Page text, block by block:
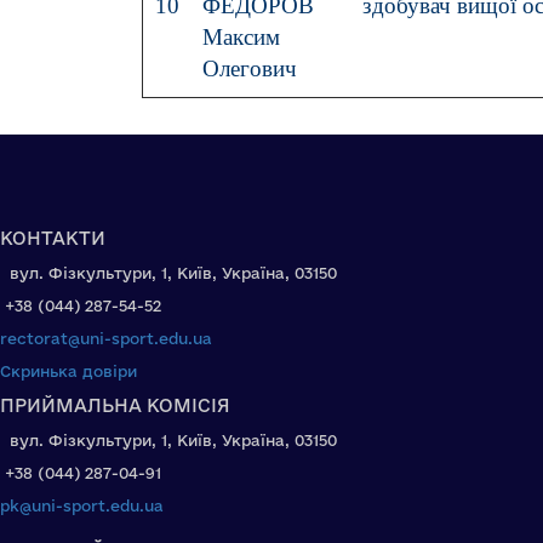
10
ФЕДОРОВ
Максим
Олегович
здобувач вищої
КОНТАКТИ
вул. Фізкультури, 1, Київ, Україна, 03150
+38 (044) 287-54-52
rectorat@uni-sport.edu.ua
Скринька довіри
ПРИЙМАЛЬНА КОМІСІЯ
вул. Фізкультури, 1, Київ, Україна, 03150
+38 (044) 287-04-91
pk@uni-sport.edu.ua